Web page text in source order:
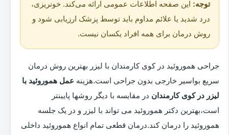
توجه: این صفحه اطلاعات عمومی ارائه می‌کند. خونریزی،
درد شدید یا علائم مداوم باید توسط پزشک ارزیابی شود و
روش درمان برای همه افراد یکسان نیست.
جراحی هموروئید در کوی کارمندان با لیزر بهترین روش درمان
سریع بواسیر خارجی بدون جراحی است.هزینه عمل هموروئید با
لیزر در کوی کارمندان در مقایسه با دیگر روشها پایینتر
است،بهترین دکتر هموروئید می تواند با لیزر و در یک جلسه
هموروئید را درمان کند.درمان قطعی تمام انواع هموروئید داخلی